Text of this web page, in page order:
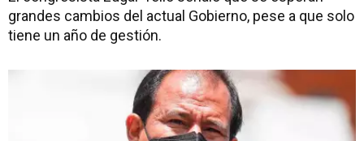
grandes cambios del actual Gobierno, pese a que solo
tiene un año de gestión.